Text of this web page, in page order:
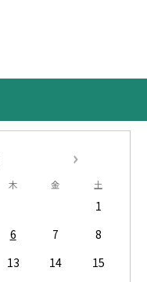
木 金 土
1
6 7
8
13 14
15